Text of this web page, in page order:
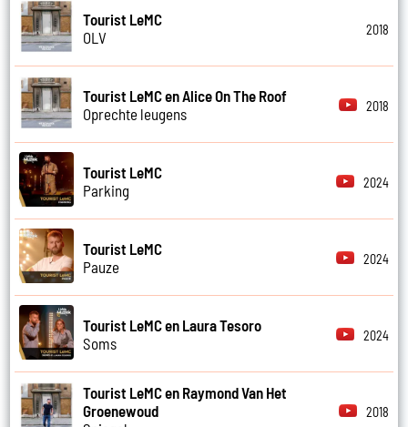
Tourist LeMC
OLV
2018
Tourist LeMC en Alice On The Roof
Oprechte leugens
2018
Tourist LeMC
Parking
2024
Tourist LeMC
Pauze
2024
Tourist LeMC en Laura Tesoro
Soms
2024
Tourist LeMC en Raymond Van Het
Groenewoud
2018